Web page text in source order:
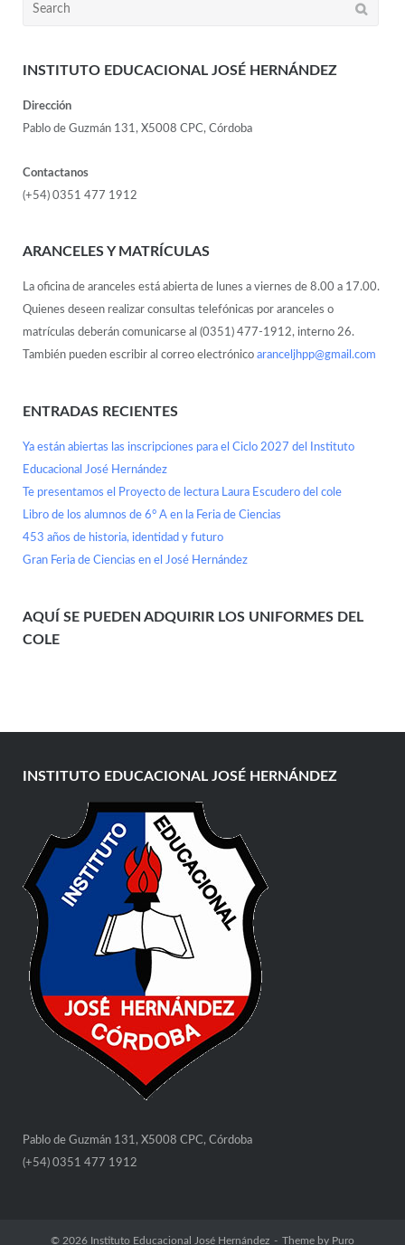
INSTITUTO EDUCACIONAL JOSÉ HERNÁNDEZ
Dirección
Pablo de Guzmán 131, X5008 CPC, Córdoba
Contactanos
(+54) 0351 477 1912
ARANCELES Y MATRÍCULAS
La oficina de aranceles está abierta de lunes a viernes de 8.00 a 17.00.
Quienes deseen realizar consultas telefónicas por aranceles o
matrículas deberán comunicarse al (0351) 477-1912, interno 26.
También pueden escribir al correo electrónico aranceljhpp@gmail.com
ENTRADAS RECIENTES
Ya están abiertas las inscripciones para el Ciclo 2027 del Instituto
Educacional José Hernández
Te presentamos el Proyecto de lectura Laura Escudero del cole
Libro de los alumnos de 6° A en la Feria de Ciencias
453 años de historia, identidad y futuro
Gran Feria de Ciencias en el José Hernández
AQUÍ SE PUEDEN ADQUIRIR LOS UNIFORMES DEL
COLE
INSTITUTO EDUCACIONAL JOSÉ HERNÁNDEZ
Pablo de Guzmán 131, X5008 CPC, Córdoba
(+54) 0351 477 1912
© 2026 Instituto Educacional José Hernández Theme by Puro